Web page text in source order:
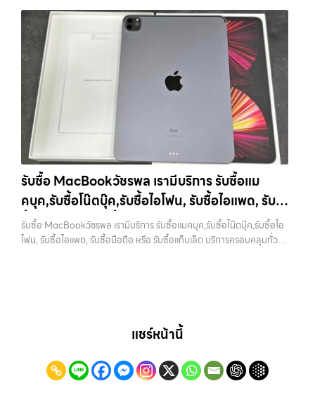
บางรัก, แจ้งวัฒนะ, บางแค, วัชรพล, รามอินทรา, รวมถึง บางนา,…
แค่เครื่องใช้ไฟฟ้า แต่เป็นทรัพย์สินที่มีมูลค่า คุณอาจต้องการเปลี่ยนรุ่น หรือ
ต้องการเงินด่วน เราจึงมอบบริการประเมินสภาพเครื่อง ฟรี ปราบปราม
ความยุ่งยากทั้งหลาย โดยเน้น โปร่งใส มั่นใจได้ และจ่ายเงินทันทีเมื่อตกลง
ซื้อขายสำเร็จ บริการของเราครอบคลุมทั้ง iPhone สายใหม่-เก่า,
Samsung ทุกรุ่น, iPad และแท็บเล็ตทุกแบรนด์ เรารับถึงแม้จะอยู่ในสภาพ
ใช้งานแล้ว ตกแต่งแล้ว หรือมีรอยบ้าง เพราะมูลค่าของเครื่องไม่ได้ขึ้นอยู่แค่
ยี่ห้อ แต่ขึ้นอยู่กับสภาพจริง ความครบชุด และความสะดวกในการขายของ
คุณ เราจึงตั้งใจให้บริการในเขต ลาดพร้าว, รัชดา, บางรัก, แจ้งวัฒนะ,
บางแค, วัชรพล, รามอินทรา, บางนา, บางพลี, เกษตรนวมินทร์, เสนานิคม,
วังหิน อย่างเต็มที่ ไม่ว่าคุณจะค้นหาคำว่า “รับซื้อมือถือใกล้ฉัน”, “รับซื้อ
โทรศัพท์มือสองกรุงเทพ”, “ขาย iPad ได้ราคา”, “รับซื้อแท็บเล็ต กรุงเทพ
ถึงที่”, หรือ “รับซื้อ Samsung มือสอง ราคาสูง” — ที่นี่คือคำตอบ เพราะ
บริการของเรามุ่งตรงให้คุณได้รับราคาและความสะดวกสบายที่เหนือกว่า
เลือกเราแล้วคุณจะได้บริการที่คุณไว้วางใจ พร้อมทีมงานที่พร้อมอำนวย
ความสะดวก นัดรับถึงที่ ตรวจสภาพอย่างมืออาชีพ และจ่ายเงินทันที
ทั้งหมดนี้เพื่อให้การขายอุปกรณ์ของคุณเป็นเรื่องง่ายขึ้น ดีกว่า รวดเร็วกว่า
และคุ้มค่ากว่า ทำไมต้องเลือกเรา ผู้เชี่ยวชาญด้านการให้บริการ รับซื้อมือถือ
ซื้อแท็บเล็ต, หรือบริการอื่นๆ เกี่ยวกับสินค้าไอที กรุงเทพฯ – เราพร้อมให้
บริการครบวงจร บริการของเรา เราให้บริการแบบครบวงจรสำหรับลูกค้าที่
ดา บางรัก แจ้งวัฒนะ บางแค วัชรพล รามอินทรา รับซื้อไอโฟนแจ้งวัฒนะ —
เรามีบริการ รับซื้อแมคบุค,รับซื้อโน๊ตบุ๊ค,รับซื้อไอโฟน, รับซื้อไอแพด, รับซื้อ
มือถือ หรือ รับซื้อแท็บเล็ต บริการครอบคลุมทั่วกรุงเทพ และพื้นที่ใกล้เคียง
รับซื้อไอโฟนแจ้งวัฒนะ เรามีบริการ รับซื้อแมคบุค,รับซื้อโน๊ตบุ๊ค,รับซื้อไอ
โฟน, รับซื้อไอแพด, รับซื้อมือถือ หรือ รับซื้อแท็บเล็ต บริการครอบคลุมทั่ว
กรุงเทพ… รับซื้อไอโฟนแจ้งวัฒนะ รับซื้อ iPad และแท็บเล็ตทุกแบรนด์ ทุก
สภาพ — ขอขายง่าย ได้เงินเร็ว ประสบการณ์เหนือระดับกับการ รับซื้อไอ
โฟน, รับซื้อไอแพด, รับซื้อมือถือ ยินดีต้อนรับสู่ “รับซื้อขายมือถือ.com”
เว็บไซต์ที่คุณไว้วางใจได้ สำหรับบริการ รับซื้อ มือถือ iPhone, Samsung,
iPad, แท็บเล็ต ทุกยี่ห้อ ให้ราคาสูง พร้อมจ่ายเงินทันที ครอบคลุมพื้นที่
ลาดพร้าว, รัชดา, บางรัก, แจ้งวัฒนะ, บางแค, วัชรพล, รามอินทรา และเขต
กรุงเทพฯ ใกล้ “ใกล้ ฉัน” ที่สุด ในยุคที่สมาร์ทโฟน แท็บเล็ต และอุปกรณ์ไอที
ใหม่ๆ เปลี่ยนรุ่นกันแทบทุกช่วงเวลา อุปกรณ์ที่คุณใช้แล้วอาจกลายเป็นของ
ที่ไม่ได้ใช้งานอยู่เฉยๆ เว็บไซต์ของเราจึงเกิดขึ้นเพื่อเป็นทางเลือกให้คุณ
สามารถเปลี่ยนอุปกรณ์ที่ไม่ใช้แล้วให้กลายเป็นเงินสดได้ทันที ด้วยบริการ รับ
ซื้อไอโฟน, รับซื้อไอแพด, รับซื้อมือถือ, รับซื้อโทรศัพท์, รับซื้อโน๊ตบุ๊ค, รับซื้อ
แท็บเล็ต, รับซื้อสินค้าไอทีกรุงเทพมหานคร อย่างครบวงจร ไม่ว่าคุณจะอยู่
จ่ายเงินทันทีเมื่อตกลงซื้อขายสำเร็จ บริการของเราครอบคลุมทั้ง iPhone
จะอยู่ในสภาพใช้งานแล้ว ตกแต่งแล้ว หรือมีรอยบ้าง เพราะมูลค่าของเครื่อง
ไม่ได้ขึ้นอยู่แค่ยี่ห้อ แต่ขึ้นอยู่กับสภาพจริง ความครบชุด และความสะดวกใน
รับซื้อ MacBookวัชรพล เรามีบริการ รับซื้อแม
คบุค,รับซื้อโน๊ตบุ๊ค,รับซื้อไอโฟน, รับซื้อไอแพด, รับ
ซื้อมือถือ หรือ รับซื้อแท็บเล็ต บริการครอบคลุมทั่ว
กรุงเทพ และพื้นที่ใกล้เคียง
รับซื้อ MacBookวัชรพล เรามีบริการ รับซื้อแมคบุค,รับซื้อโน๊ตบุ๊ค,รับซื้อไอ
โฟน, รับซื้อไอแพด, รับซื้อมือถือ หรือ รับซื้อแท็บเล็ต บริการครอบคลุมทั่ว
เคียง รับซื้อ MacBookวัชรพล เรามีบริการ รับซื้อแมคบุค,รับซื้อโน๊ตบุ๊ค,รับ
ซื้อไอโฟน, รับซื้อไอแพด, รับซื้อมือถือ หรือ รับซื้อแท็บเล็ต บริการครอบคลุม
ทั่วกรุงเทพ… รับซื้อ MacBookวัชรพล บริการถึงพื้นที่ เขตลาดพร้าว, รัช
ดา, บางรัก, แจ้งวัฒนะ, บางแค, วัชรพล, รามอินทรา — นัดรับสะดวกทุกเขต
แชร์หน้านี้